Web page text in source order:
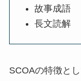
故事成語
長文読解
SCOAの特徴と